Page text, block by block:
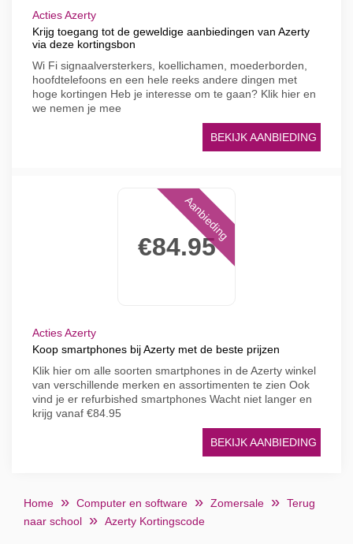
Acties Azerty
Krijg toegang tot de geweldige aanbiedingen van Azerty
via deze kortingsbon
Wi Fi signaalversterkers, koellichamen, moederborden,
hoofdtelefoons en een hele reeks andere dingen met
hoge kortingen Heb je interesse om te gaan? Klik hier en
we nemen je mee
BEKIJK AANBIEDING
€84.95
Aanbieding
Acties Azerty
Koop smartphones bij Azerty met de beste prijzen
Klik hier om alle soorten smartphones in de Azerty winkel
van verschillende merken en assortimenten te zien Ook
vind je er refurbished smartphones Wacht niet langer en
krijg vanaf €84.95
BEKIJK AANBIEDING
Home Computer en software Zomersale
Terug
naar school
Azerty Kortingscode